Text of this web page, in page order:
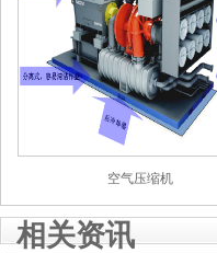
空气压缩机
相关资讯